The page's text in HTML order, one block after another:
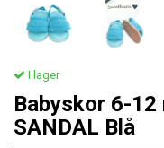
I lager
Babyskor 6-
SANDAL Blå